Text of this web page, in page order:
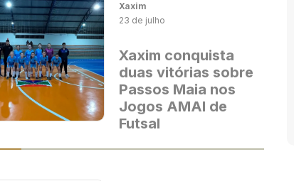
Xaxim
23 de julho
Xaxim conquista
duas vitórias sobre
Passos Maia nos
Jogos AMAI de
Futsal